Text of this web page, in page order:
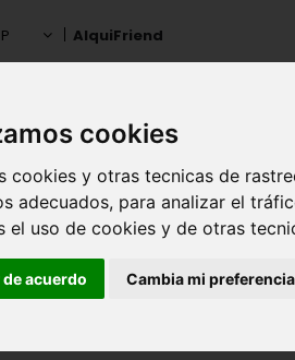
cookies
cookies y otras tecnicas de
adecuados, para analizar el
el uso de cookies y de otras
acuerdo Cambia mi
AlquiFriend